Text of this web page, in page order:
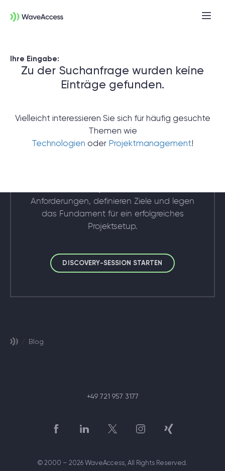
Ihre Eingabe:
Zu der Suchanfrage wurden keine
Einträge gefunden.
Vielleicht interessieren Sie sich für häufig gesuchte
Themen wie
Technologien oder Projektmanagement!
Noch nicht sicher, was Sie
Anforderungen, definieren Ziele und legen
das Fundament für ein erfolgreiches
Projektsetup.
DISCOVERY-SESSION STARTEN
Blog
+49 721 957 3177
© 2000 – 2026 WaveAccess, All Rights Reserved.